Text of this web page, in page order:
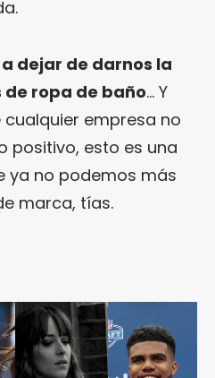
dejar de darnos la
de ropa de baño… Y
cualquier empresa no
positivo, esto es una
ya no podemos más
marca, tías.